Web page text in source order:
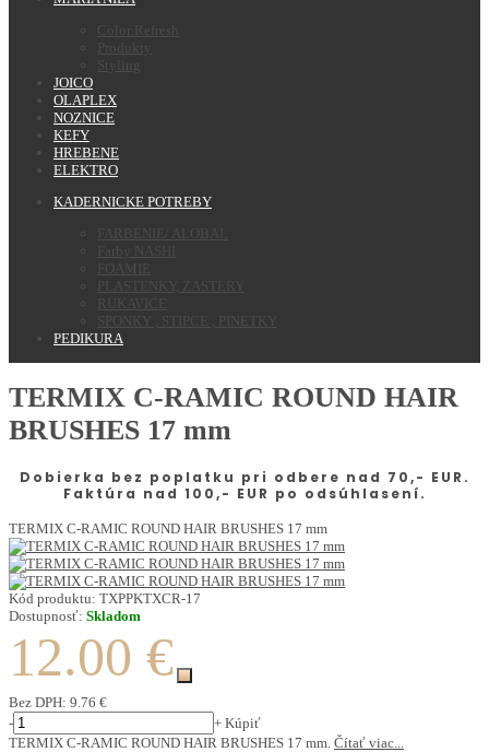
Color Refresh
Produkty
Styling
JOICO
OLAPLEX
NOZNICE
KEFY
HREBENE
ELEKTRO
KADERNICKE POTREBY
FARBENIE/ ALOBAL
Farby NASHI
FOAMIE
PLASTENKY, ZASTERY
RUKAVICE
SPONKY , STIPCE , PINETKY
PEDIKURA
TERMIX C-RAMIC ROUND HAIR
BRUSHES 17 mm
Dobierka bez poplatku pri odbere nad 70,- EUR.
Faktúra nad 100,- EUR po odsúhlasení.
TERMIX C-RAMIC ROUND HAIR BRUSHES 17 mm
Kód produktu: TXPPKTXCR-17
Dostupnosť: Skladom
12.00 €
Bez DPH: 9.76 €
-
+ Kúpiť
TERMIX C-RAMIC ROUND HAIR BRUSHES 17 mm. Čítať viac...